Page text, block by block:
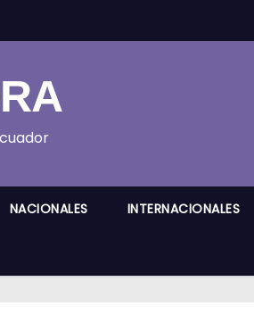
NACIONALES INTERNACIONALES